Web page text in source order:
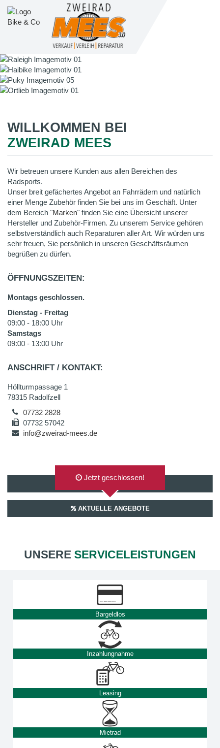
WILLKOMMEN BEI
ZWEIRAD MEES
Wir betreuen unsere Kunden aus allen Bereichen des
Radsports.
Unser breit gefächertes Angebot an Fahrrädern und natürlich
einer Menge Zubehör finden Sie bei uns im Geschäft. Unter
dem Bereich "Marken" finden Sie eine Übersicht unserer
Hersteller und Zubehör-Firmen. Zu unserem Service gehören
selbstverständlich auch Reparaturen aller Art. Wir würden uns
sehr freuen, Sie persönlich in unseren Geschäftsräumen
begrüßen zu dürfen.
ÖFFNUNGSZEITEN:
Montags geschlossen.
Dienstag - Freitag
09:00 - 18:00 Uhr
Samstags
09:00 - 13:00 Uhr
ANSCHRIFT / KONTAKT:
Höllturmpassage 1
78315 Radolfzell
07732 2828
07732 57042
info@zweirad-mees.de
AUF GOOGLEMAPS ANZEIGEN
Jetzt geschlossen!
AKTUELLE ANGEBOTE
UNSERE SERVICELEISTUNGEN
Bargeldlos
Inzahlungnahme
Leasing
Mietrad